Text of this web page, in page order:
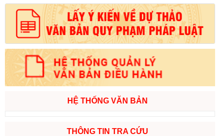
HỆ THỐNG VĂN BẢN
THÔNG TIN TRA CỨU